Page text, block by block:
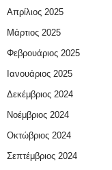
Απρίλιος 2025
Μάρτιος 2025
Φεβρουάριος 2025
Ιανουάριος 2025
Δεκέμβριος 2024
Νοέμβριος 2024
Οκτώβριος 2024
Σεπτέμβριος 2024